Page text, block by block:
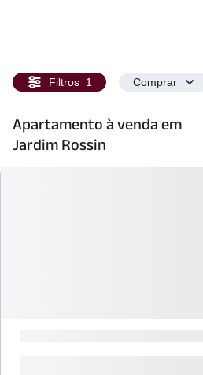
Filtros 1 Comprar
Apartamento à venda em
Jardim Rossin